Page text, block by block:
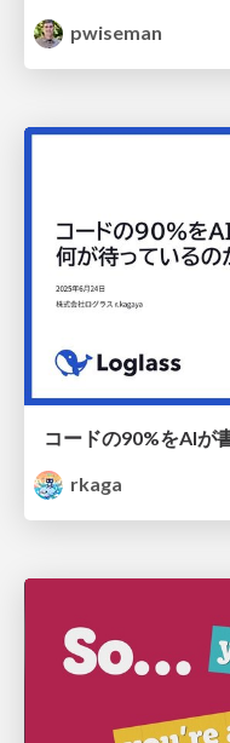
pwiseman
rkaga